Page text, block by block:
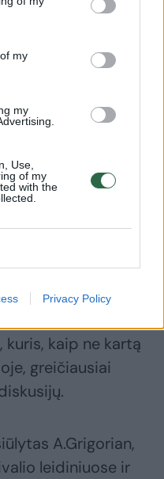
my
my
Use,
of my
with the
Privacy Policy
nuotraukų (7)
kritikuojamas dėl
jo interpretacijos
bei konceptualiu
ir šį kartą tikėtasi
kaip ne kartą
greičiausiai
A.Grigorian,
leidiniuose ir